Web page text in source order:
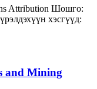
Attribution Шошго:
хэсгүүд:
and Mining